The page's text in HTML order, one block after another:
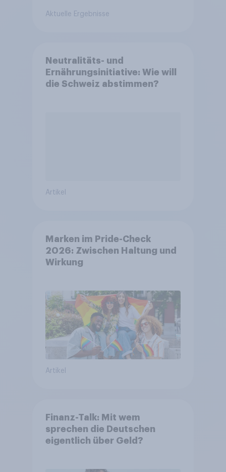
Aktuelle Ergebnisse
Neutralitäts- und
Ernährungsinitiative: Wie will
die Schweiz abstimmen?
Artikel
Marken im Pride-Check
2026: Zwischen Haltung und
Wirkung
Artikel
Finanz-Talk: Mit wem
sprechen die Deutschen
eigentlich über Geld?